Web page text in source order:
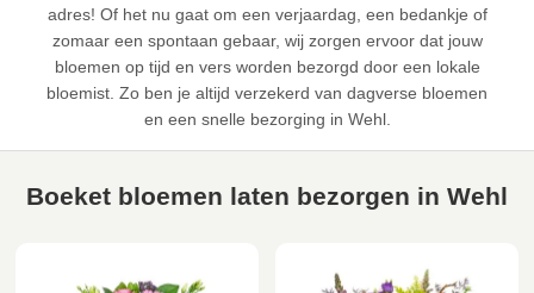
adres! Of het nu gaat om een verjaardag, een bedankje of
zomaar een spontaan gebaar, wij zorgen ervoor dat jouw
bloemen op tijd en vers worden bezorgd door een lokale
bloemist. Zo ben je altijd verzekerd van dagverse bloemen
en een snelle bezorging in Wehl.
Boeket bloemen laten bezorgen in Wehl